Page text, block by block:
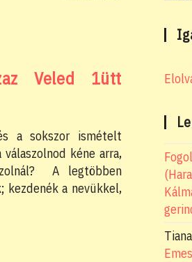
Veled 1ütt
a sokszor ismételt
kéne arra,
A legtöbben
kezdenék a nevükkel,
Tiana